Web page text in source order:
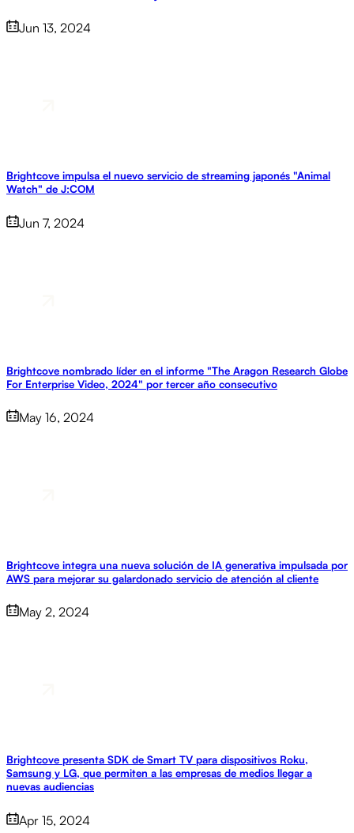
Jun 13, 2024
Brightcove impulsa el nuevo servicio de streaming japonés "Animal
Watch" de J:COM
Jun 7, 2024
Brightcove nombrado líder en el informe "The Aragon Research Globe
For Enterprise Video, 2024" por tercer año consecutivo
May 16, 2024
Brightcove integra una nueva solución de IA generativa impulsada por
AWS para mejorar su galardonado servicio de atención al cliente
May 2, 2024
Brightcove presenta SDK de Smart TV para dispositivos Roku,
Samsung y LG, que permiten a las empresas de medios llegar a
nuevas audiencias
Apr 15, 2024